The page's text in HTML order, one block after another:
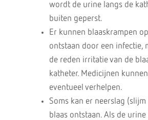
wordt de urine langs de
buiten geperst.
Er kunnen blaaskrampen
ontstaan door een infectie,
de reden irritatie van de
katheter. Medicijnen
eventueel verhelpen.
Soms kan er neerslag
blaas ontstaan. Als de